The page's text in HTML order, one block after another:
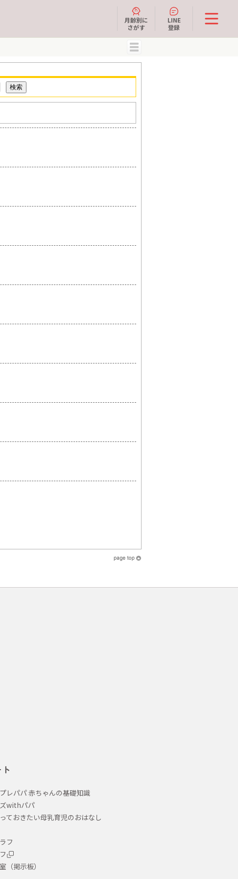
月齢別に
さがす
LINE
登録
MENU
レパパ 赤ちゃんの基礎知識
withパパ
ておきたい母乳育児のおはなし
フ
（掲示板）